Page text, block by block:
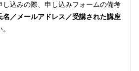
し込みの際、申し込みフォームの備考
名／メールアドレス／受講された講座